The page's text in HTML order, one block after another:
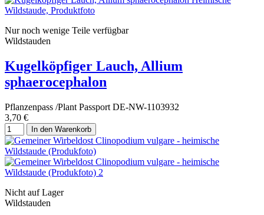
Nur noch wenige Teile verfügbar
Wildstauden
Kugelköpfiger Lauch, Allium
sphaerocephalon
Pflanzenpass /Plant Passport DE-NW-1103932
3,70 €
In den Warenkorb
Nicht auf Lager
Wildstauden